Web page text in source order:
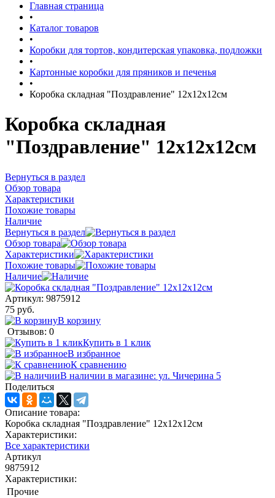
Главная страница
•
Каталог товаров
•
Коробки для тортов, кондитерская упаковка, подложки
•
Картонные коробки для пряников и печенья
•
Коробка складная "Поздравление" 12х12х12см
Коробка складная
"Поздравление" 12х12х12см
Вернуться в раздел
Обзор товара
Характеристики
Похожие товары
Наличие
Вернуться в раздел
Обзор товара
Характеристики
Похожие товары
Наличие
Артикул: 9875912
75 руб.
В корзину
Отзывов: 0
Купить в 1 клик
В избранное
К сравнению
В наличии в магазине: ул. Чичерина 5
Поделиться
Описание товара:
Коробка складная "Поздравление" 12х12х12см
Характеристики:
Все характеристики
Артикул
9875912
Характеристики:
Прочие